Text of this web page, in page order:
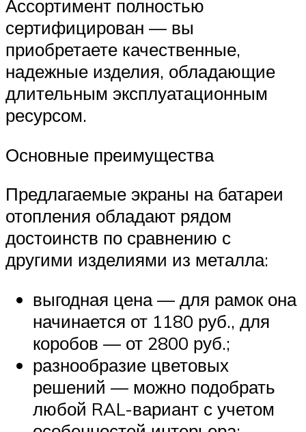
Ассортимент полностью
сертифицирован — вы
приобретаете качественные,
надежные изделия, обладающие
длительным эксплуатационным
ресурсом.
Основные преимущества
Предлагаемые экраны на батареи
отопления обладают рядом
достоинств по сравнению с
другими изделиями из металла:
выгодная цена — для рамок она
начинается от 1180 руб., для
коробов — от 2800 руб.;
разнообразие цветовых
решений — можно подобрать
любой RAL-вариант с учетом